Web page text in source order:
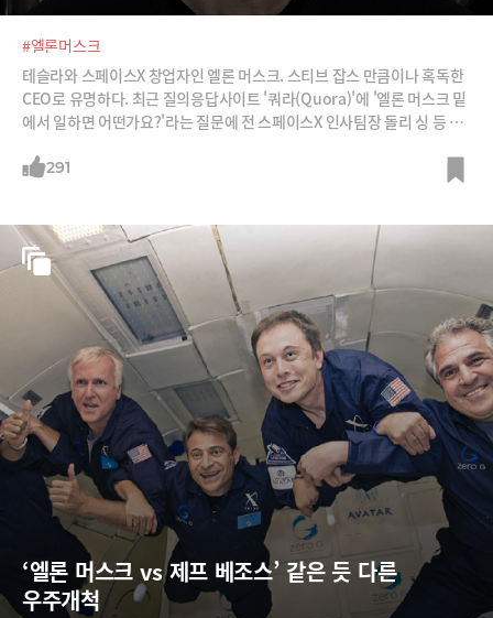
#엘론머스크
테슬라와 스페이스X 창업자인 엘론 머스크. 스티브 잡스 만큼이나 혹독한
CEO로 유명하다. 최근 질의응답사이트 '쿼라(Quora)'에 '엘론 머스크 밑
에서 일하면 어떤가요?'라는 질문에 전 스페이스X 인사팀장 돌리 싱 등 전
291
‘엘론 머스크 vs 제프 베조스’ 같은 듯 다른
우주개척